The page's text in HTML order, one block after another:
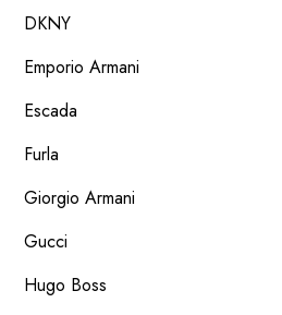
DKNY
Emporio Armani
Escada
Furla
Giorgio Armani
Gucci
Hugo Boss